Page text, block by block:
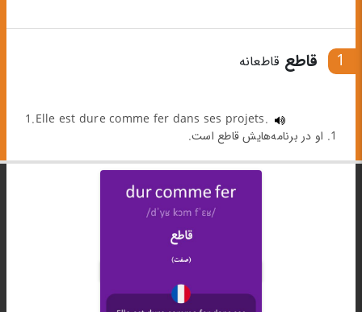
1 قاطع قاطعانه
1.Elle est dure comme fer dans ses projets.
1. او در برنامه‌هایش قاطع است.